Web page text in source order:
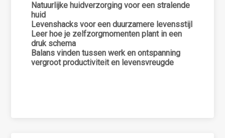
Natuurlijke huidverzorging voor een stralende
huid
Levenshacks voor een duurzamere levensstijl
Leer hoe je zelfzorgmomenten plant in een
druk schema
Balans vinden tussen werk en ontspanning
vergroot productiviteit en levensvreugde